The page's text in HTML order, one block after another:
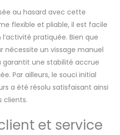
au hasard avec cette
flexible et pliable, il est facile
pratiquée. Bien que
nécessite un vissage manuel
garantit une stabilité accrue
Par ailleurs, le souci initial
a été résolu satisfaisant ainsi
clients.
et service